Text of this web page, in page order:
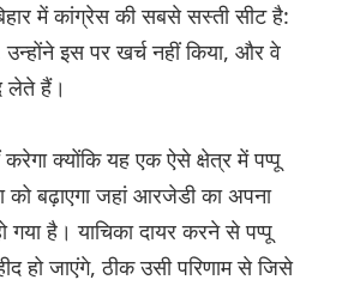
में कांग्रेस की सबसे सस्ती सीट है:
उन्होंने इस पर खर्च नहीं किया, और वे
लेते हैं।
क्योंकि यह एक ऐसे क्षेत्र में पप्पू
को बढ़ाएगा जहां आरजेडी का अपना
गया है। याचिका दायर करने से पप्पू
हो जाएंगे, ठीक उसी परिणाम से जिसे